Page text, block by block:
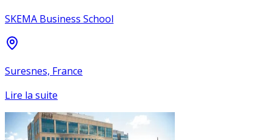
SKEMA Business School
Suresnes, France
Lire la suite